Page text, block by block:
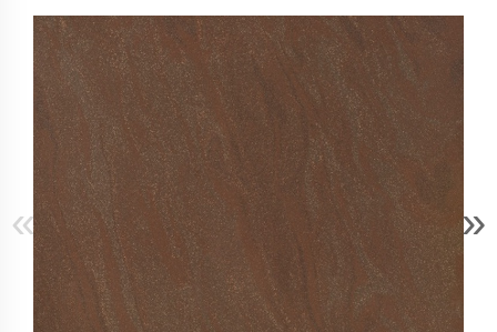
« »